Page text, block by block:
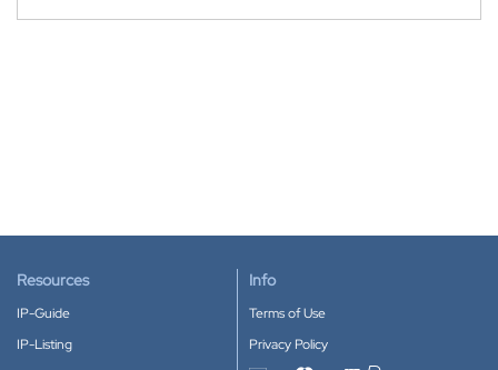
Resources
IP-Guide
IP-Listing
Info
Terms of Use
Privacy Policy